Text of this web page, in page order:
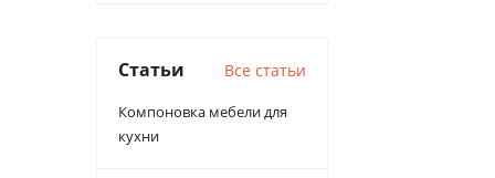
Статьи Все статьи
Компоновка мебели для
кухни